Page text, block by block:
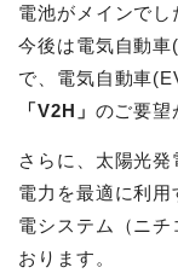
電池がメインでし
今後は電気自動
で、電気自動車
「V2H」 のご要望
さらに、太陽光
電力を最適に利
電システム（ニ
おります。